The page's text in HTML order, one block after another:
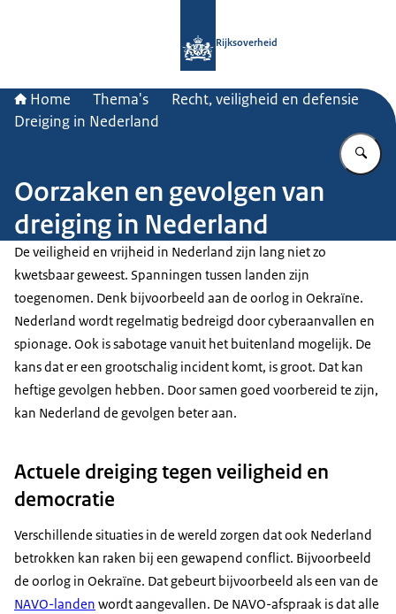
Rijksoverheid
Home Thema's
Recht, veiligheid en defensie
Dreiging in Nederland
Oorzaken en gevolgen van
dreiging in Nederland
De veiligheid en vrijheid in Nederland zijn lang niet zo
kwetsbaar geweest. Spanningen tussen landen zijn
toegenomen. Denk bijvoorbeeld aan de oorlog in Oekraïne.
Nederland wordt regelmatig bedreigd door cyberaanvallen en
spionage. Ook is sabotage vanuit het buitenland mogelijk. De
kans dat er een grootschalig incident komt, is groot. Dat kan
heftige gevolgen hebben. Door samen goed voorbereid te zijn,
kan Nederland de gevolgen beter aan.
Actuele dreiging tegen veiligheid en
democratie
Verschillende situaties in de wereld zorgen dat ook Nederland
betrokken kan raken bij een gewapend conflict. Bijvoorbeeld
de oorlog in Oekraïne. Dat gebeurt bijvoorbeeld als een van de
NAVO-landen wordt aangevallen. De NAVO-afspraak is dat alle